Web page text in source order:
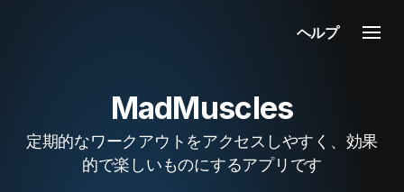
ヘルプ
MadMuscles
定期的なワークアウトをアクセスしやすく、効果
的で楽しいものにするアプリです